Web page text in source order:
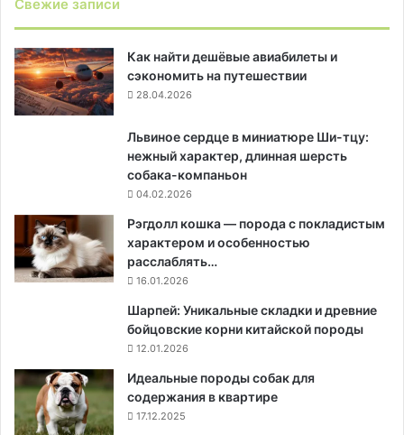
Свежие записи
Как найти дешёвые авиабилеты и
сэкономить на путешествии
28.04.2026
Львиное сердце в миниатюре Ши-тцу:
нежный характер, длинная шерсть
собака-компаньон
04.02.2026
Рэгдолл кошка — порода с покладистым
характером и особенностью
расслаблять…
16.01.2026
Шарпей: Уникальные складки и древние
бойцовские корни китайской породы
12.01.2026
Идеальные породы собак для
содержания в квартире
17.12.2025